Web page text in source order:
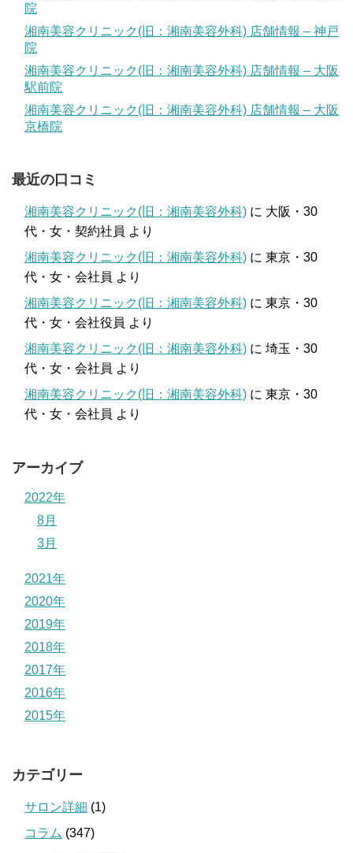
院
湘南美容クリニック(旧：湘南美容外科) 店舗情報 – 神戸
院
湘南美容クリニック(旧：湘南美容外科) 店舗情報 – 大阪
駅前院
湘南美容クリニック(旧：湘南美容外科) 店舗情報 – 大阪
京橋院
最近の口コミ
湘南美容クリニック(旧：湘南美容外科) に 大阪・30
代・女・契約社員 より
湘南美容クリニック(旧：湘南美容外科) に 東京・30
代・女・会社員 より
湘南美容クリニック(旧：湘南美容外科) に 東京・30
代・女・会社役員 より
湘南美容クリニック(旧：湘南美容外科) に 埼玉・30
代・女・会社員 より
湘南美容クリニック(旧：湘南美容外科) に 東京・30
代・女・会社員 より
アーカイブ
2022年
8月
3月
2021年
2020年
2019年
2018年
2017年
2016年
2015年
カテゴリー
サロン詳細 (1)
コラム (347)